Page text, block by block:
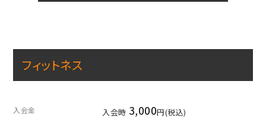
フィットネス
入会金 入会時 3,000円(税込)